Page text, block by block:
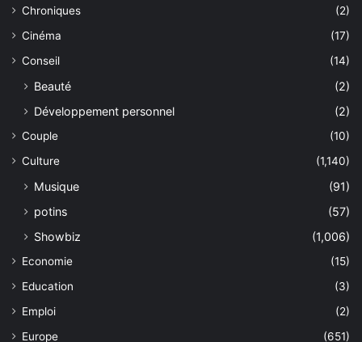
Chroniques
(2)
Cinéma
(17)
Conseil
(14)
Beauté
(2)
Développement personnel
(2)
Couple
(10)
Culture
(1,140)
Musique
(91)
potins
(57)
Showbiz
(1,006)
Economie
(15)
Education
(3)
Emploi
(2)
Europe
(651)